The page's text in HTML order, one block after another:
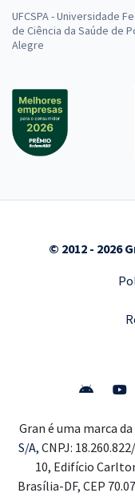
UFCSPA - Universidade
de Ciência da Saúde de
Alegre
© 2012 - 2026
Gran é uma marca
S/A, CNPJ:
10, Edifício
Brasília-DF, CEP